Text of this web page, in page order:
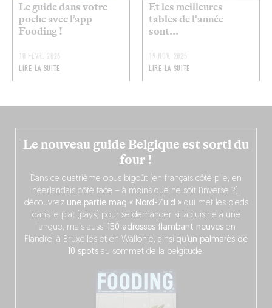
Le guide dans votre
poche avec l’app
Fooding !
10 FÉVR. 2026
LIRE LA SUITE
Et les meilleures
tables de l'année
sont...
19 NOV. 2025
LIRE LA SUITE
Le nouveau guide Belgique est sorti du
four !
Dans ce quatrième opus bigoût (en français côté pile, en
néerlandais côté face – à moins que ne soit l’inverse ?),
découvrez une partie mag « Nord-Zuid » qui met les pieds
dans le plat (pays) pour se demander si la cuisine a une
langue, mais aussi
150 adresses flambant neuvesen
Flandre, à Bruxelles et en Wallonie, ainsi qu’ un palmarès de
10 spots au sommet de la belgitude.